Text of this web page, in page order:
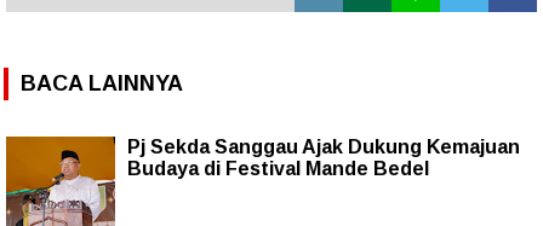
BACA LAINNYA
Pj Sekda Sanggau Ajak Dukung Kemajuan
Budaya di Festival Mande Bedel